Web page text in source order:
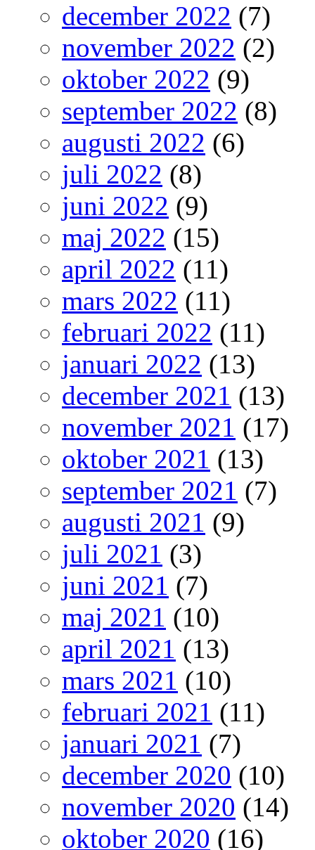
december 2022 (7)
november 2022 (2)
oktober 2022 (9)
september 2022 (8)
augusti 2022 (6)
juli 2022 (8)
juni 2022 (9)
maj 2022 (15)
april 2022 (11)
mars 2022 (11)
februari 2022 (11)
januari 2022 (13)
december 2021 (13)
november 2021 (17)
oktober 2021 (13)
september 2021 (7)
augusti 2021 (9)
juli 2021 (3)
juni 2021 (7)
maj 2021 (10)
april 2021 (13)
mars 2021 (10)
februari 2021 (11)
januari 2021 (7)
december 2020 (10)
november 2020 (14)
oktober 2020 (16)